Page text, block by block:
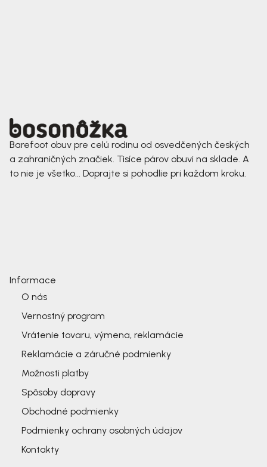
Barefoot obuv pre celú rodinu od osvedčených českých
a zahraničných značiek. Tisíce párov obuvi na sklade. A
to nie je všetko... Doprajte si pohodlie pri každom kroku.
Informace
O nás
Vernostný program
Vrátenie tovaru, výmena, reklamácie
Reklamácie a záručné podmienky
Možnosti platby
Spôsoby dopravy
Obchodné podmienky
Podmienky ochrany osobných údajov
Kontakty